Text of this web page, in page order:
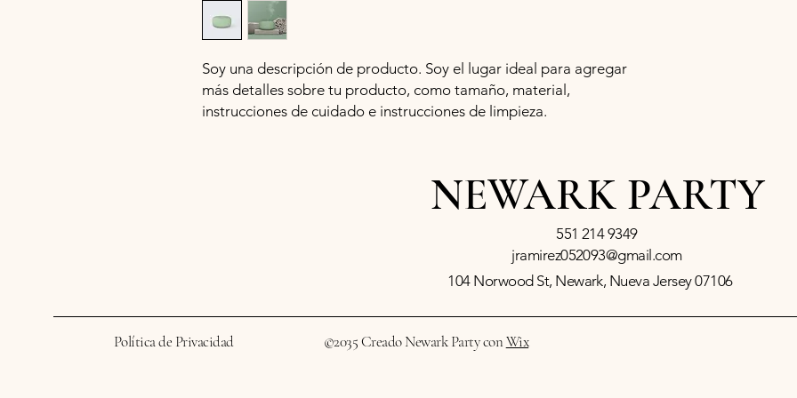
Soy una descripción de producto. Soy el lugar ideal para agregar
más detalles sobre tu producto, como tamaño, material,
instrucciones de cuidado e instrucciones de limpieza.
NEWARK PARTY
551 214 9349
jramirez052093@gmail.com
104 Norwood St, Newark, Nueva Jersey 07106
Política de Privacidad ©2035 Creado Newark Party conWix